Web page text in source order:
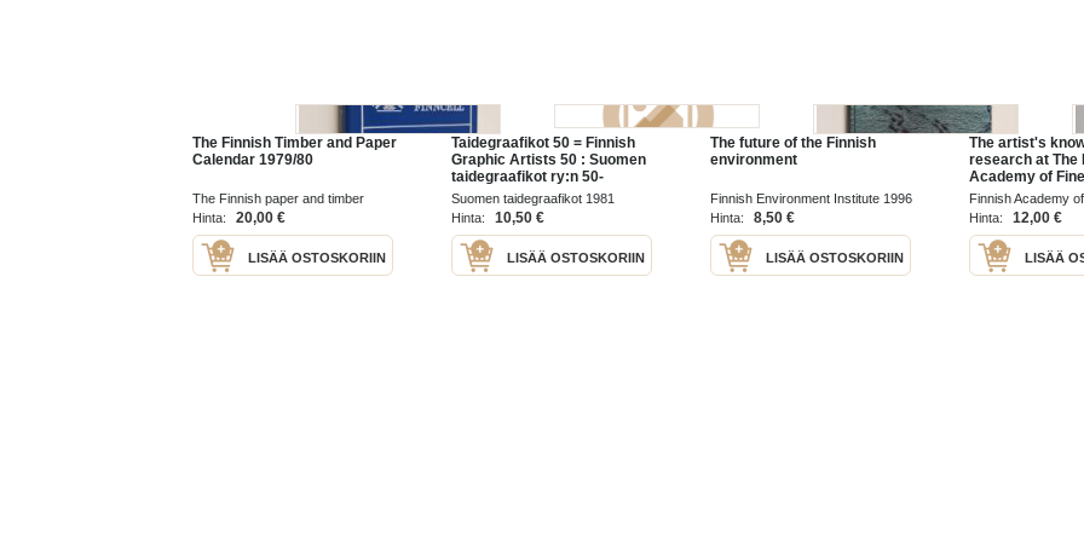
The Finnish Timber and Paper
Calendar 1979/80
The Finnish paper and timber
journal publishing company 1979
Hinta: 20,00 €
LISÄÄ OSTOSKORIIN
Taidegraafikot 50 = Finnish
Graphic Artists 50 : Suomen
taidegraafikot ry:n 50-
vuotisjuhlanäyttely = The 50th
Anniversary Exhibition of the
Society of Finnish Gra...
Suomen taidegraafikot 1981
Hinta:
10,50 €
LISÄÄ OSTOSKORIIN
The future of the Finnish
environment
Finnish Environment Institute 1996
Hinta:
8,50 €
LISÄÄ OSTOSKORIIN
The artist's
research at The
Academy of
Finnish Academy
Hinta:
12,00 €
LISÄÄ